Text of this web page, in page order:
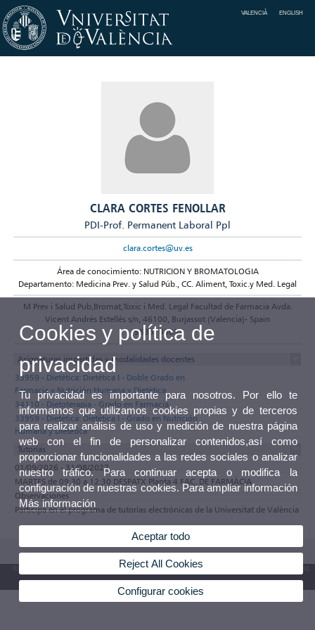
VALENCIÀ ENGLISH
CLARA CORTES FENOLLAR
PDI-Prof. Permanent Laboral Ppl
clara.cortes@uv.es
Área de conocimiento: NUTRICION Y BROMATOLOGIA
Departamento: Medicina Prev. y Salud Púb., CC. Aliment, Toxic.y Med. Legal
M Prev i Salud Pub,Bromat,Toxic i Med. Legal Facultad de Farmacia Avda.
Vicent Andrés Estellés s/n, 46100, Burjassot (Valencia)- Spain
(9635) 43092
Asignaturas impartidas y modalidades docentes
33959 - Dietética: Dietética I - Doble Grado en
Farmacia y Nutrición Humana y Dietética
34110 - Dietoterapia - Grado en Farmacia
33959 - Dietética: Dietética I - Grado en Nutrición
Humana y Dietética
Tutorías
01/09/2026 - 31/08/2027
MARTES de 09:30 a 12:30 DESPATX Planta 4 FAC. DE FARMÀCIA
Observaciones
Participa en el programa de tutorías electrónicas de la Universitat de València
© 2026 UV. - Av. Blasco Ibáñez, 13. 46010 València. Espanya. Tel. UV: (+34) 963 86 41 00
Cookies y política de
privacidad
Tu privacidad es importante para nosotros. Por ello te
informamos que utilizamos cookies propias y de terceros
para realizar análisis de uso y medición de nuestra página
web con el fin de personalizar contenidos,así como
proporcionar funcionalidades a las redes sociales o analizar
nuestro tráfico. Para continuar acepta o modifica la
configuración de nuestras cookies. Para ampliar información
Más información
Aceptar todo
Reject All Cookies
Configurar cookies